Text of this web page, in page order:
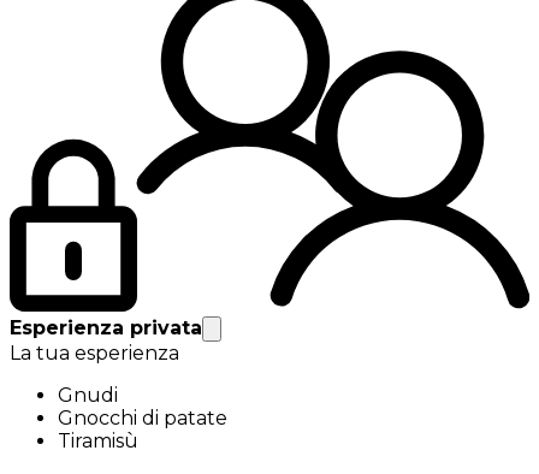
Esperienza privata
La tua esperienza
Gnudi
Gnocchi di patate
Tiramisù